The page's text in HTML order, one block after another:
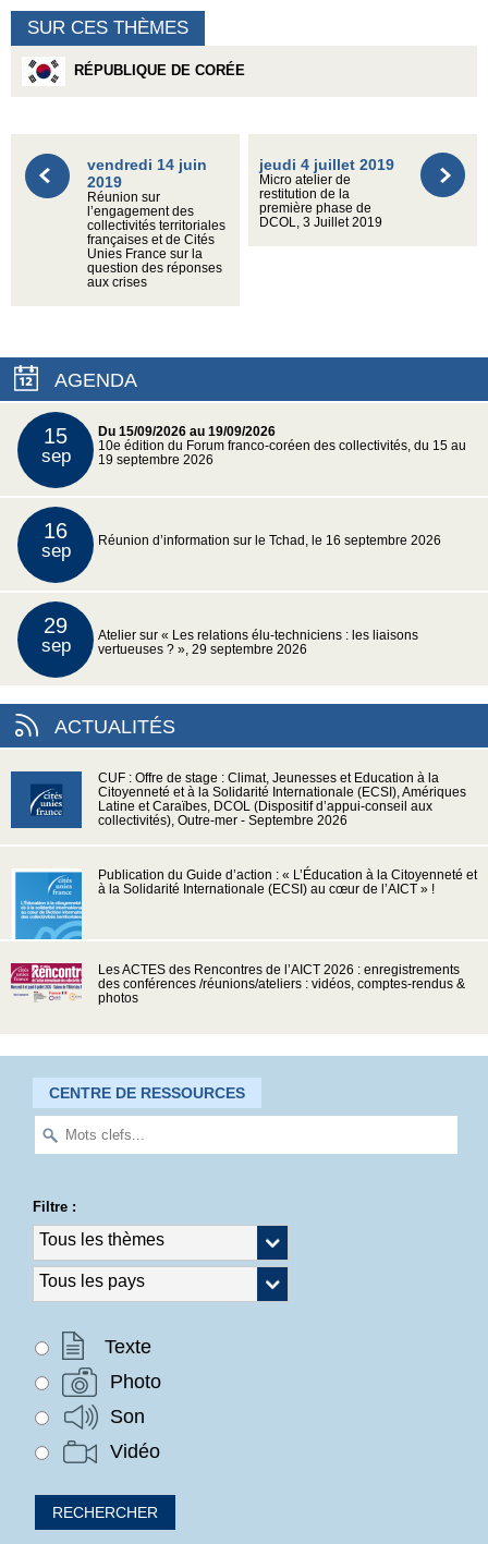
SUR CES THÈMES
RÉPUBLIQUE DE CORÉE
vendredi 14 juin
2019
Réunion sur
l’engagement des
collectivités territoriales
françaises et de Cités
Unies France sur la
question des réponses
aux crises
jeudi 4 juillet 2019
Micro atelier de
restitution de la
première phase de
DCOL, 3 Juillet 2019
AGENDA
15
sep
Du 15/09/2026 au 19/09/2026
10e édition du Forum franco-coréen des collectivités, du 15 au
19 septembre 2026
16
sep Réunion d’information sur le Tchad, le 16 septembre 2026
29
sep
Atelier sur « Les relations élu-techniciens : les liaisons
vertueuses ? », 29 septembre 2026
ACTUALITÉS
CUF : Offre de stage : Climat, Jeunesses et Education à la
Citoyenneté et à la Solidarité Internationale (ECSI), Amériques
Latine et Caraïbes, DCOL (Dispositif d’appui-conseil aux
collectivités), Outre-mer - Septembre 2026
Publication du Guide d’action : « L’Éducation à la Citoyenneté et
à la Solidarité Internationale (ECSI) au cœur de l’AICT » !
Les ACTES des Rencontres de l’AICT 2026 : enregistrements
des conférences /réunions/ateliers : vidéos, comptes-rendus &
photos
CENTRE DE RESSOURCES
Filtre :
Texte
Photo
Son
Vidéo